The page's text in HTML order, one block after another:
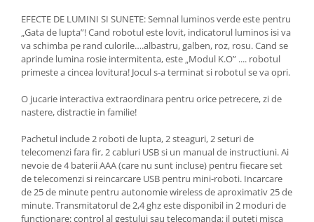
EFECTE DE LUMINI SI SUNETE: Semnal luminos verde este pentru
„Gata de lupta”! Cand robotul este lovit, indicatorul luminos isi va
va schimba pe rand culorile….albastru, galben, roz, rosu. Cand se
aprinde lumina rosie intermitenta, este „Modul K.O” .... robotul
primeste a cincea lovitura! Jocul s-a terminat si robotul se va opri.
O jucarie interactiva extraordinara pentru orice petrecere, zi de
nastere, distractie in familie!
Pachetul include 2 roboti de lupta, 2 steaguri, 2 seturi de
telecomenzi fara fir, 2 cabluri USB si un manual de instructiuni. Ai
nevoie de 4 baterii AAA (care nu sunt incluse) pentru fiecare set
de telecomenzi si reincarcare USB pentru mini-roboti. Incarcare
de 25 de minute pentru autonomie wireless de aproximativ 25 de
minute. Transmitatorul de 2,4 ghz este disponibil in 2 moduri de
functionare: control al gestului sau telecomanda; il puteti misca